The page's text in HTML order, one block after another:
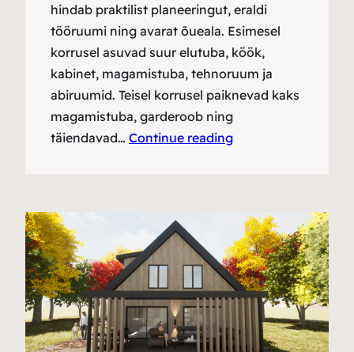
hindab praktilist planeeringut, eraldi
tööruumi ning avarat õueala. Esimesel
korrusel asuvad suur elutuba, köök,
kabinet, magamistuba, tehnoruum ja
abiruumid. Teisel korrusel paiknevad kaks
magamistuba, garderoob ning
täiendavad… Continue reading